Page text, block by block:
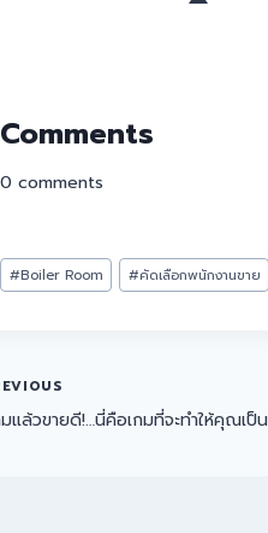
Comments
0 comments
#Boiler Room #คัดเลือกพนักงานขาย
แล้วขายดี!…นี่คือเกมที่จะทำให้คุณเป็